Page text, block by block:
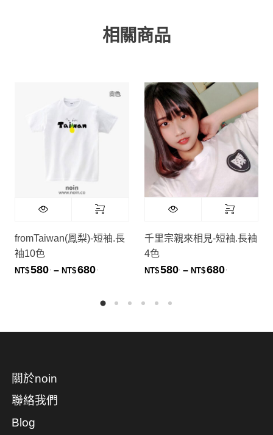
相關商品
fromTaiwan(鳳梨)-短袖.長
袖10色
NT$580 – NT$680價格範圍：NT$580. 到 NT$680.
千里宗親來相見-短袖.長袖
4色
NT$580 – NT$680
關於noin
聯絡我們
Blog